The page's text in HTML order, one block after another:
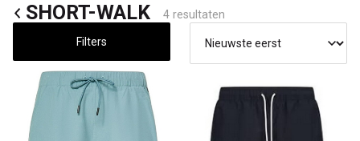
UNCLE[S]
Boardshop
SHORT-WALK 4 resultaten
Filters